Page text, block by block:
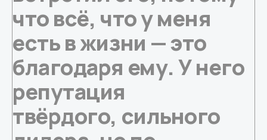
что всё, что у меня
есть в жизни — это
благодаря ему. У него
репутация
твёрдого, сильного